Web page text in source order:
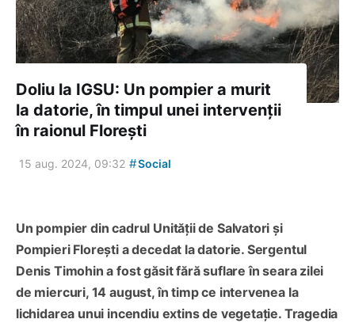
Doliu la IGSU: Un pompier a murit
la datorie, în timpul unei intervenții
în raionul Florești
15 aug. 2024, 09:32 #Social
Un pompier din cadrul Unității de Salvatori și
Pompieri Florești a decedat la datorie. Sergentul
Denis Timohin a fost găsit fără suflare în seara zilei
de miercuri, 14 august, în timp ce intervenea la
lichidarea unui incendiu extins de vegetație. Tragedia